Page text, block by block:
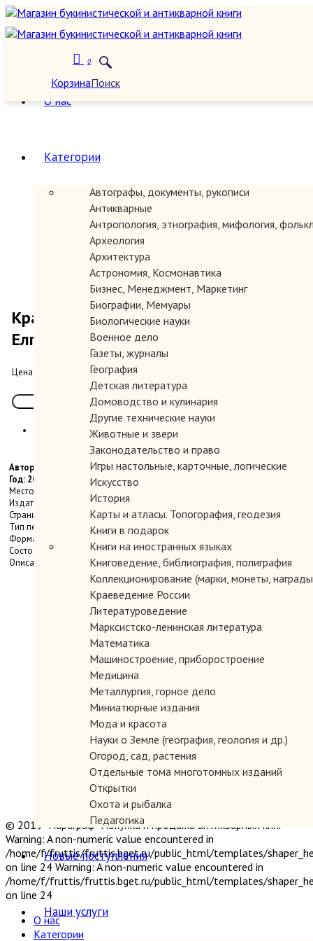
Поиск
0
Корзина
О нас
Категории
Автографы, документы, рукописи
Антикварные
Антропология, этнография, мифология,
Археология
Архитектура
Астрономия, Космонавтика
Бизнес, Менеджмент, Маркетинг
Биографии, Мемуары
Биологические науки
Военное дело
Газеты, журналы
География
Детская литература
Домоводство и кулинария
Другие технические науки
Животные и звери
Законодательство и право
Игры настольные, карточные, логические
Искусство
История
Карты и атласы. Топогорафия, геодезия
Книги в подарок
Книги на иностранных языках
Книговедение, библиография, полиграфия
Коллекционирование (марки, монеты,
Краеведение России
Литературоведение
Марксистско-ленинская литература
Математика
Машиностроение, приборостроение
Медицина
Металлургия, горное дело
Миниатюрные издания
Мода и красота
Науки о Земле (география, геология и др.)
Огород, сад, растения
Отдельные тома многотомных изданий
Открытки
Охота и рыбалка
Педагогика
Политология, геополитика, дипломатия
Популярная научно-техническая литература
Промышленность, производство
Психология
Религия
Новые поступления
Наши услуги
Краткая история старинного села Кош-
Елга
Цена: 500.00 руб.
Автор: Владимир Максимов, Светлана Иванова, Игорь Максимов
Год: 2016
Место издания: СПб.
Издательство: Свое издательство
Страниц: 256 с.
Тип переплета: Мягкий
Формат книги: Стандартный
Состояние: Хорошее. Номерной экземпляр.
Описание: Тираж 250 экз.
© 2019 "Параграф" Покупка и продажа антикварных книг
Warning: A non-numeric value encountered in
/home/f/fruttis/fruttis.bget.ru/public_html/templates/
on line 24 Warning: A non-numeric value encountered in
/home/f/fruttis/fruttis.bget.ru/public_html/templates/
on line 24
О нас
Категории